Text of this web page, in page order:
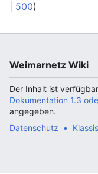
500)
Weimarnetz Wiki
Der Inhalt ist
Dokumentation 1.3
angegeben.
Datenschutz